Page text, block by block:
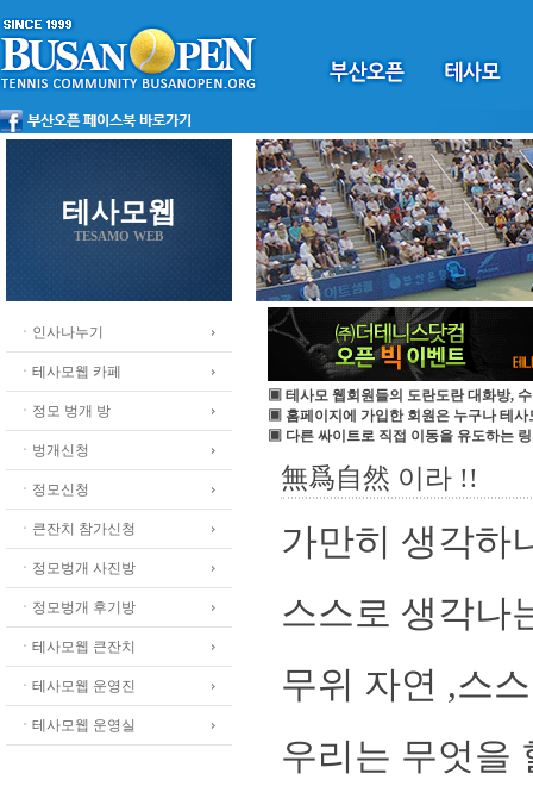
테사모웹
TESAMO WEB
ㆍ인사나누기
ㆍ테사모웹 카페
ㆍ정모 벙개 방
ㆍ벙개신청
ㆍ정모신청
ㆍ큰잔치 참가신청
ㆍ정모벙개 사진방
ㆍ정모벙개 후기방
ㆍ테사모웹 큰잔치
ㆍ테사모웹 운영진
ㆍ테사모웹 운영실
▣ 테사모 웹회원들의 도란도란 대화방,
▣ 홈페이지에 가입한 회원은 누구나 테사
▣ 다른 싸이트로 직접 이동을 유도하는
無爲自然 이라 !!
가만히 생각하
스스로 생각나
무위 자연 ,스
우리는 무엇을